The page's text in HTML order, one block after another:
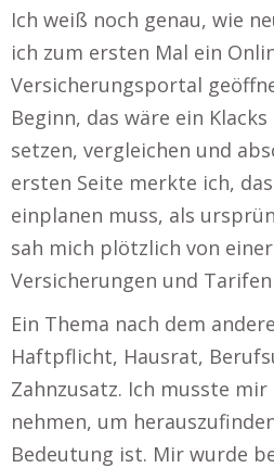
Ich weiß noch genau, wie
ich zum ersten Mal ein
Versicherungsportal
Beginn, das wäre ein
setzen, vergleichen und
ersten Seite merkte ich,
einplanen muss, als
sah mich plötzlich von
Versicherungen und
Ein Thema nach dem
Haftpflicht, Hausrat,
Zahnzusatz. Ich musste
nehmen, um
Bedeutung ist. Mir wurde